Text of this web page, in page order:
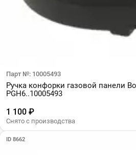
Парт №: 10005493
Ручка конфорки газовой панели
PGH6..10005493
1 100 ₽
Снято с производства
ID 8662